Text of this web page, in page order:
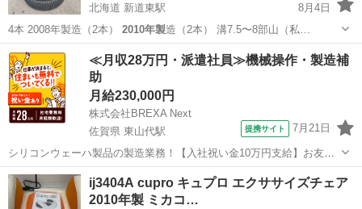
北海道 新道東駅
8月4日
4本 2008年製造（2本） 2010年製 造（2本） 溝7.5〜8部山（私…
北海道 札幌市 新道東駅 タイヤ、ホイール ブリヂストン
≪月収28万円・派遣社員≫機械操作・製造補
助
月給230,000円
株式会社BREXA Next
佐賀県 東山代駅
提携サイト 7月21日
シリコンウェーハ製品の製造業務！【入社祝い金10万円支給】お友達
やカップルとの応募OK◎年間休日129日＆休出なしでプライベート充
実♪業務はクリーンルームで快適作業◎自社正社員登用制度あり★1食
300円～の格安食堂あり！《佐...
佐賀 伊万里市 その他
ij3404A cupro キュプロ エクササイズチェア
2010年製 ミカコ…